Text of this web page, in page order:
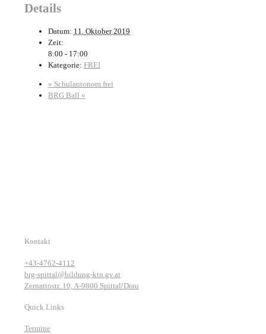
Details
Datum: 11. Oktober 2019
Zeit:
8:00 - 17:00
Kategorie: FREI
« Schulautonom frei
BRG Ball »
Kontakt
+43-4762-4112
brg-spittal@bildung-ktn.gv.at
Zernattostr. 10, A-9800 Spittal/Drau
Quick Links
Termine